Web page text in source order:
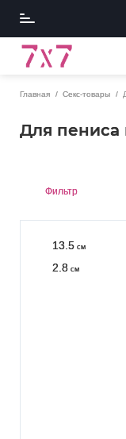
Главная Секс-товары
Для пениса
Фильтр
13.5 см
2.8 см